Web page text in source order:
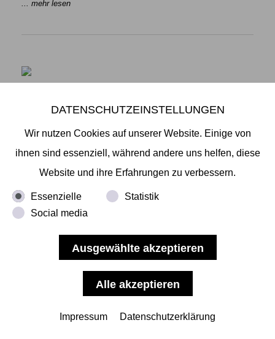
... mehr lesen
JANUAR 2022
Liebe Freundinnen und Freunde der Galerie, wir
wünschen uns alle, nach denkwürdigen Festtagen
2021 mit neuem Elan und voller Neugier ins neue
Jahr zu blicken - Und wir hätten einen schönen Tipp
für die ersten Finger-Lockerungsübungen 2022:
über "Waterdrawing", ein von ihm speziell
... mehr lesen
DATENSCHUTZEINSTELLUNGEN
Wir nutzen Cookies auf unserer Website. Einige von
ihnen sind essenziell, während andere uns helfen, diese
Website und ihre Erfahrungen zu verbessern.
Essenzielle
Statistik
Social media
Impressum Datenschutzerklärung